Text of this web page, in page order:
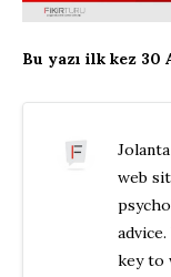
Bu yazı ilk kez 30
web
key to